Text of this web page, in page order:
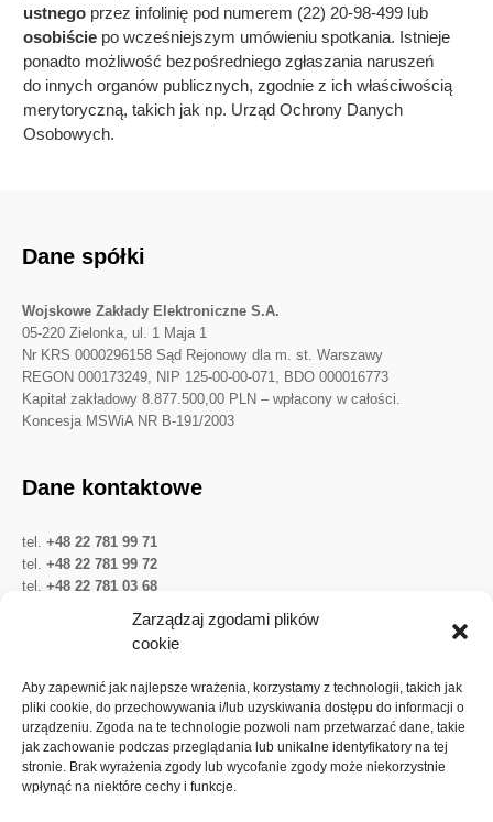
Zarządzaj zgodami plików
cookie
Aby zapewnić jak najlepsze wrażenia, korzystamy z technologii, takich jak
pliki cookie, do przechowywania i/lub uzyskiwania dostępu do informacji o
urządzeniu. Zgoda na te technologie pozwoli nam przetwarzać dane, takie
jak zachowanie podczas przeglądania lub unikalne identyfikatory na tej
stronie. Brak wyrażenia zgody lub wycofanie zgody może niekorzystnie
wpłynąć na niektóre cechy i funkcje.
ustnegoprzez infolinię pod numerem (22) 20-98-499 lub
osobiściepo wcześniejszym umówieniu spotkania. Istnieje
ponadto możliwość bezpośredniego zgłaszania naruszeń
do innych organów publicznych, zgodnie z ich właściwością
merytoryczną, takich jak np. Urząd Ochrony Danych
Osobowych.
Dane spółki
Wojskowe Zakłady Elektroniczne S.A.
05-220 Zielonka, ul. 1 Maja 1
Nr KRS 0000296158 Sąd Rejonowy dla m. st. Warszawy
REGON 000173249, NIP 125-00-00-071, BDO 000016773
Kapitał zakładowy 8.877.500,00 PLN – wpłacony w całości.
Koncesja MSWiA NR B-191/2003
Dane kontaktowe
tel. +48 22 781 99 71
tel. +48 22 781 99 72
tel. +48 22 781 03 68
LinkedIn
YouTube
Ważne linki
Ochrona danych osobowych
Akcje Spółki
Walne zgromadzenia